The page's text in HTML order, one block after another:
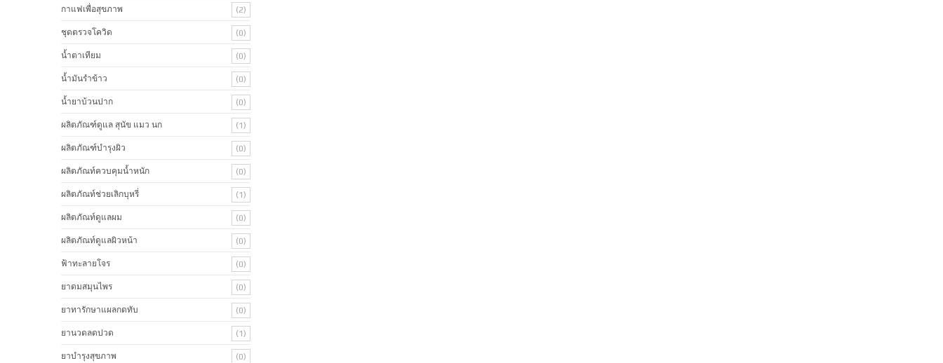
กาแฟเพื่อสุขภาพ (2)
ชุดตรวจโควิด (0)
น้ำตาเทียม (0)
น้ำมันรำข้าว (0)
น้ำยาบ้วนปาก (0)
ผลิตภัณฑ์ดูแล สุนัข แมว นก (1)
ผลิตภัณฑ์บํารุงผิว (0)
ผลิตภัณท์ควบคุมน้ำหนัก (0)
ผลิตภัณท์ช่วยเลิกบุหรี่ (1)
ผลิตภัณท์ดูแลผม (0)
ผลิตภัณท์ดูแลผิวหน้า (0)
ฟ้าทะลายโจร (0)
ยาดมสมุนไพร (0)
ยาทารักษาแผลกดทับ (0)
ยานวดลดปวด (1)
ยาบำรุงสุขภาพ (0)